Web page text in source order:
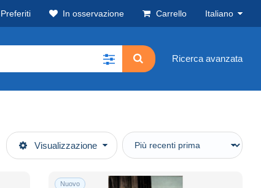
Preferiti In osservazione Carrello Italiano
Ricerca avanzata
Visualizzazione
Nuovo